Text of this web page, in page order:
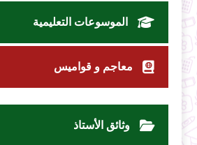
الموسوعات التعليمية
معاجم و قواميس
وثائق الأستاذ